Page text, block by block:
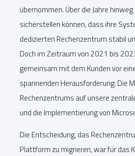
übernommen. Über die Jahre
sicherstellen können, dass ihre
dedizierten Rechenzentrum stabil
Doch im Zeitraum von 2021 bis
gemeinsam mit dem Kunden vor
spannenden Herausforderung: Die
Rechenzentrums auf unsere
und die Implementierung von
Die Entscheidung, das
Plattform zu migrieren, war für das